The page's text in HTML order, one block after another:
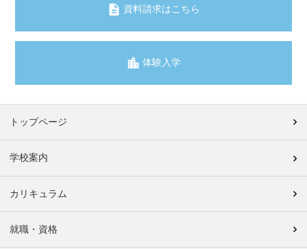
資料請求はこちら
体験入学
トップページ
学校案内
カリキュラム
就職・資格